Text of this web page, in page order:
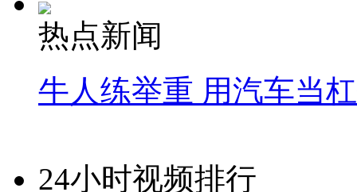
热点新闻
牛人练举重 用汽车当
24小时视频排行